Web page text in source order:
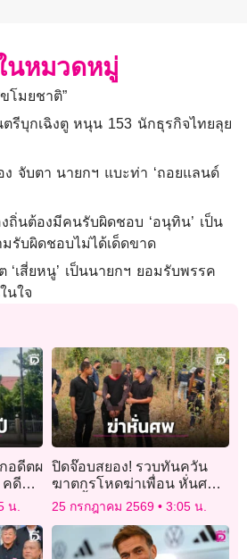
นหมวดหมู่
โมยชาติ”
รีบุกเฉิงตู หนุน 153 นักธุรกิจไทยลุย
ง จับตา นายกฯ แบะท่า ‘ถอยแลนด์
งถิ่นต้องมีคนรับผิดชอบ ‘อนุทิน’ เป็น
รับผิดชอบไม่ได้เด็ดขาด
ต ‘เสี่ยหนู’ เป็นนายกฯ ยอมรับพรรค
นใจ
อดีตผ
คดี
น.
ปิดจ๊อบสยอง! รวบทันควัน
ฆาตกรโหดฆ่าเพื่อน หั่นศพ
แยกทิ้งอำพราง
25 กรกฎาคม 2569 3:05 น.